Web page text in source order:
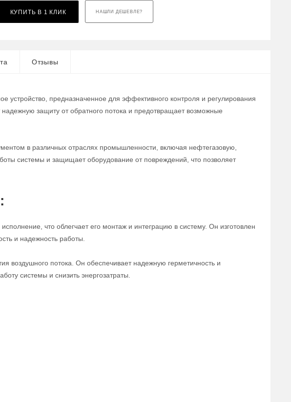
КУПИТЬ В 1 КЛИК НАШЛИ ДЕШЕВЛЕ?
Отзывы
устройство, предназначенное для эффективного контроля и регулирования
защиту от обратного потока и предотвращает возможные
в различных отраслях промышленности, включая нефтегазовую,
системы и защищает оборудование от повреждений, что позволяет
что облегчает его монтаж и интеграцию в систему. Он изготовлен
и надежность работы.
воздушного потока. Он обеспечивает надежную герметичность и
системы и снизить энергозатраты.